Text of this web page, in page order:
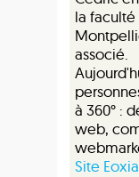
la
associé.
à 360° :
web,
Site Eoxia